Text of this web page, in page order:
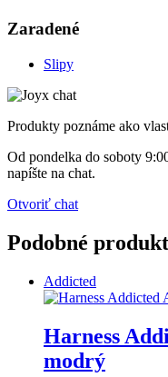
Zaradené
Slipy
Produkty poznáme ako
Od pondelka do soboty
napíšte na chat.
Otvoriť chat
Podobné
Addicted
Harness
modrý